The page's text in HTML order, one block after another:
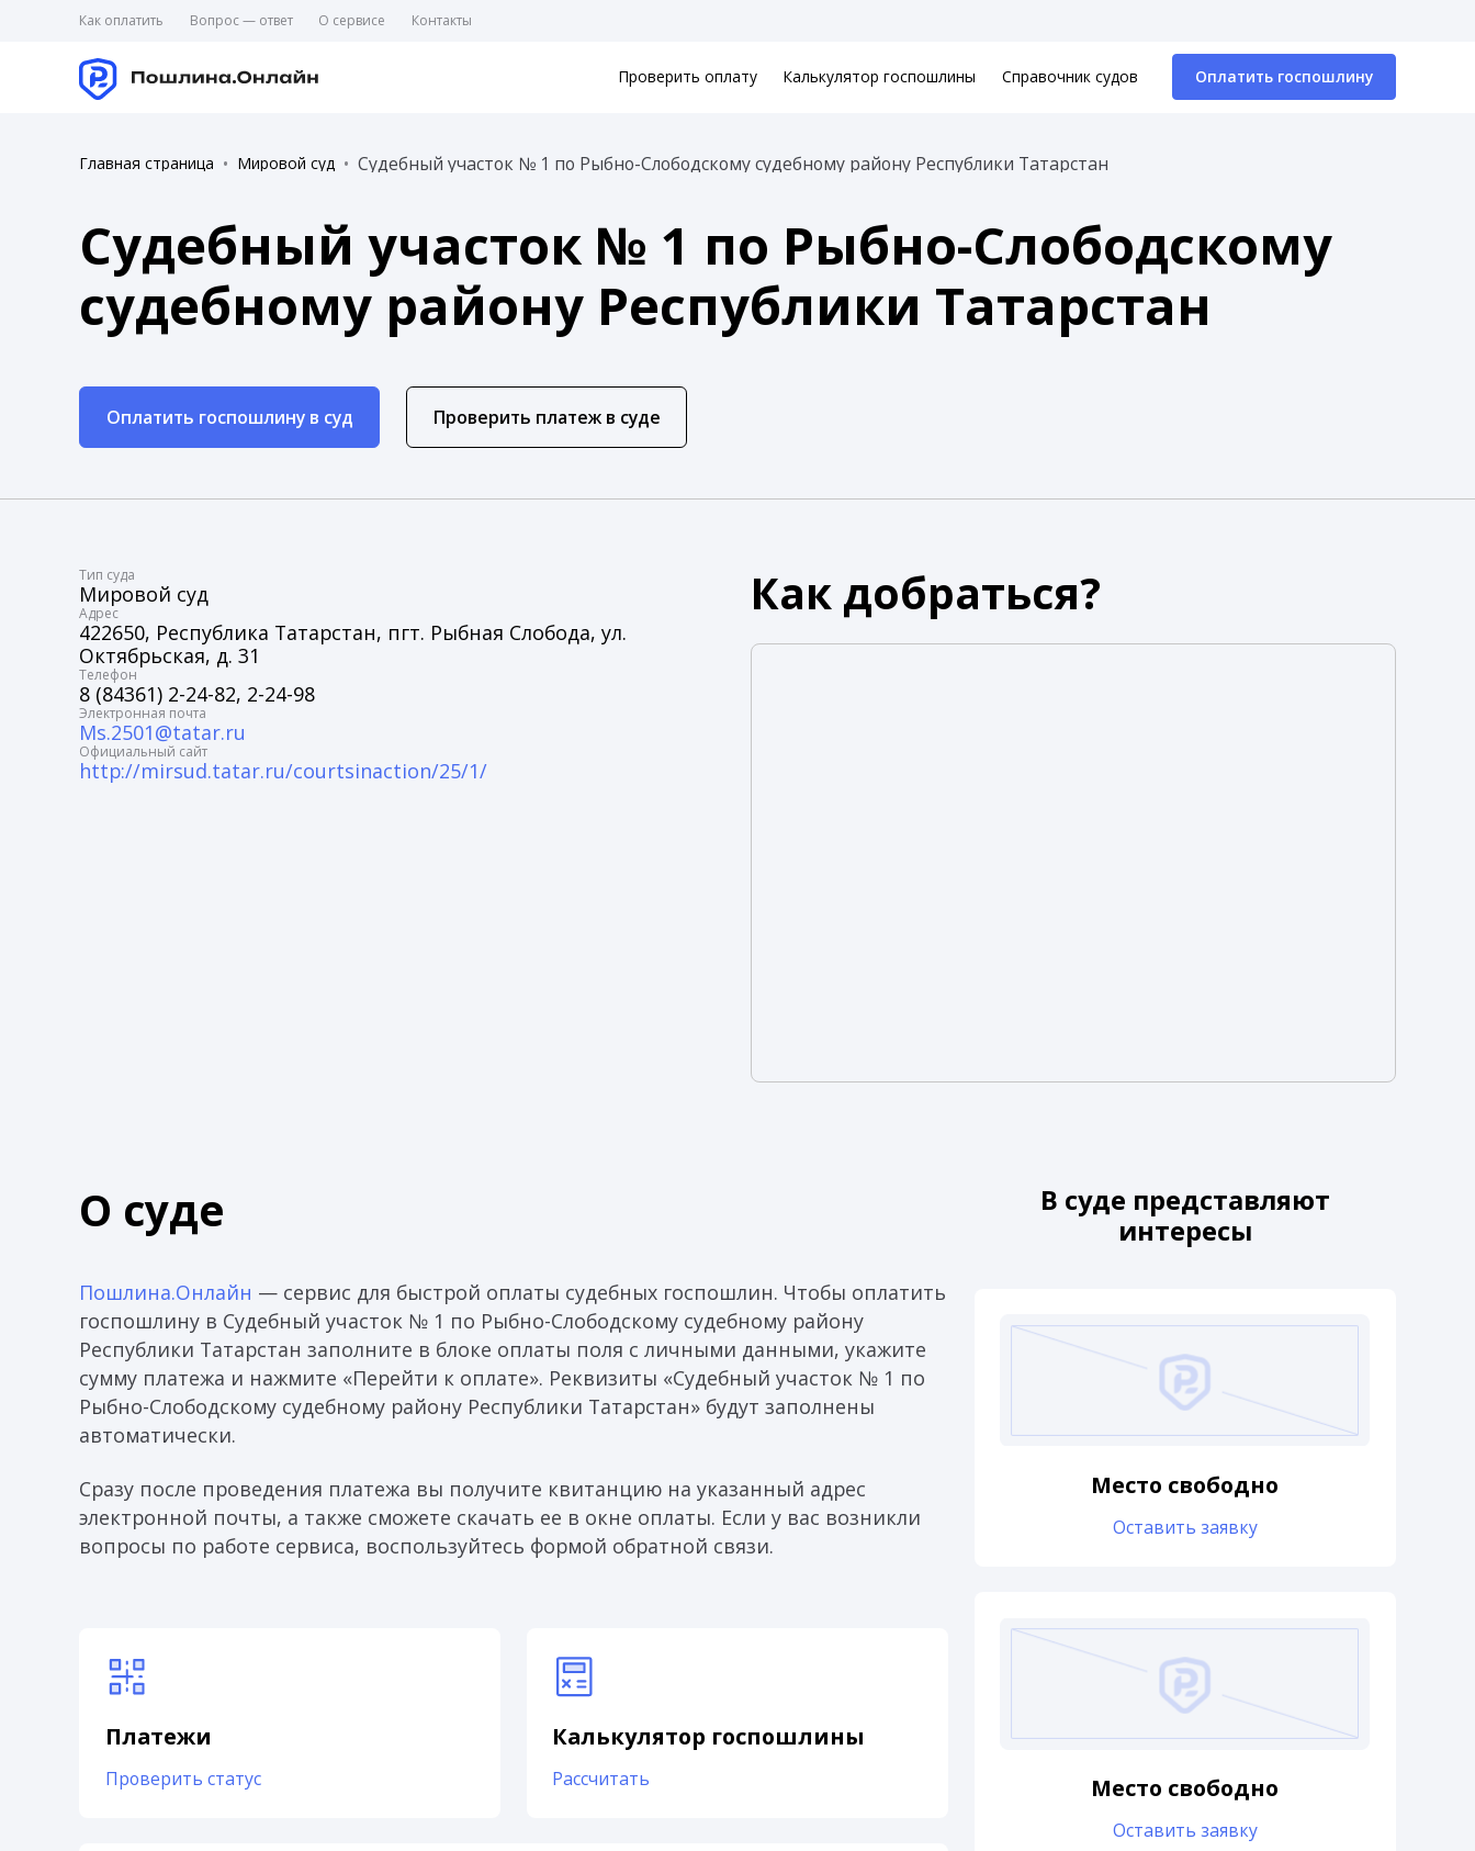
Как оплатить Вопрос — ответ О сервисе Контакты
Проверить оплату Калькулятор госпошлины Справочник судов Оплатить госпошлину
Главная страница Мировой суд Судебный участок № 1 по Рыбно-Слободскому судебному району Республики Татарстан
Судебный участок № 1 по Рыбно-Слободскому
судебному району Республики Татарстан
Оплатить госпошлину в суд Проверить платеж в суде
Tип суда
Мировой суд
Адрес
422650, Республика Татарстан, пгт. Рыбная Слобода, ул.
Октябрьская, д. 31
Телефон
8 (84361) 2-24-82, 2-24-98
Электронная почта
Ms.2501@tatar.ru
Официальный сайт
http://mirsud.tatar.ru/courtsinaction/25/1/
Как добраться?
О суде
Пошлина.Онлайн — сервис для быстрой оплаты судебных госпошлин. Чтобы оплатить
госпошлину в Судебный участок № 1 по Рыбно-Слободскому судебному району
Республики Татарстан заполните в блоке оплаты поля с личными данными, укажите
сумму платежа и нажмите «Перейти к оплате». Реквизиты «Судебный участок № 1 по
Рыбно-Слободскому судебному району Республики Татарстан» будут заполнены
автоматически.
Сразу после проведения платежа вы получите квитанцию на указанный адрес
электронной почты, а также сможете скачать ее в окне оплаты. Если у вас возникли
вопросы по работе сервиса, воспользуйтесь формой обратной связи.
Платежи
Проверить статус
Калькулятор госпошлины
Рассчитать
В суде представляют
интересы
Место свободно
Оставить заявку
Место свободно
Оставить заявку